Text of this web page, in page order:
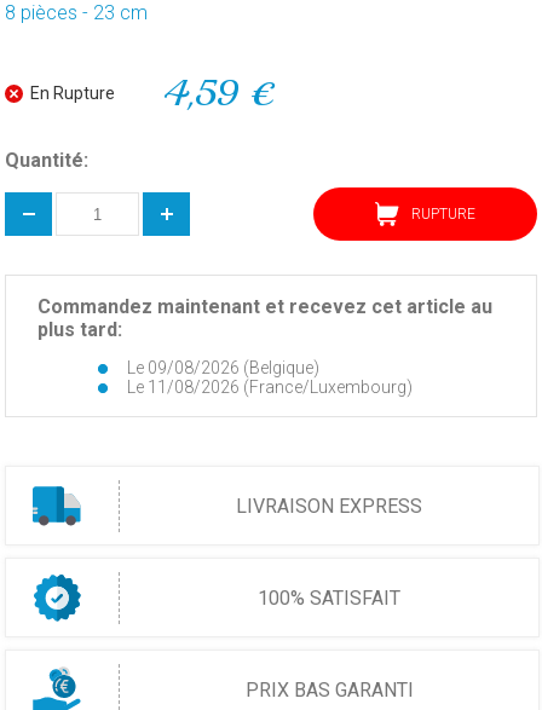
8 pièces - 23 cm
En Rupture 4,59 €
Quantité:
RUPTURE
Commandez maintenant et recevez cet article au
plus tard:
Le 09/08/2026 (Belgique)
Le 11/08/2026 (France/Luxembourg)
LIVRAISON EXPRESS
100% SATISFAIT
PRIX BAS GARANTI